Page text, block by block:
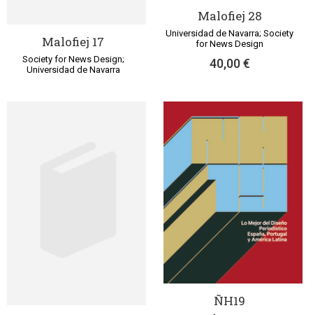
Malofiej 17
Society for News Design;
Universidad de Navarra
Malofiej 28
Universidad de Navarra; Society
for News Design
40,00 €
ÑH19